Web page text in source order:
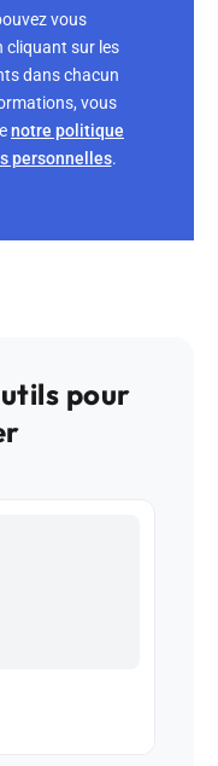
vous
cliquant sur les
dans chacun
vous
notre politique
personnelles.
pour